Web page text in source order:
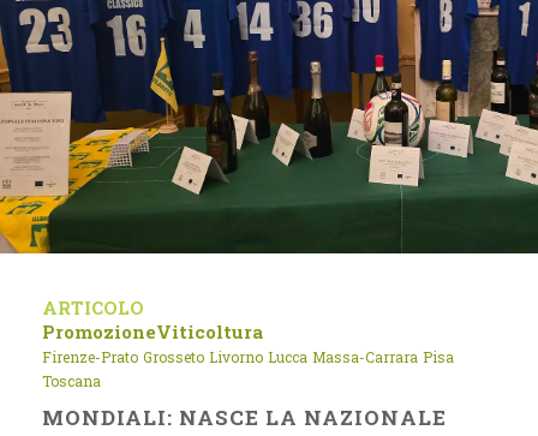
ARTICOLO
PromozioneViticoltura
Firenze-Prato Grosseto Livorno Lucca Massa-Carrara Pisa
Toscana
MONDIALI: NASCE LA NAZIONALE